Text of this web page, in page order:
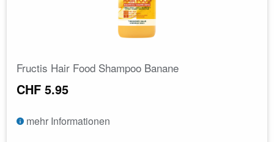
Fructis Hair Food Shampoo Banane
CHF 5.95
mehr Informationen